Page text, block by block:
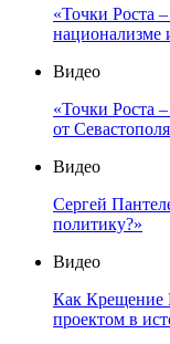
«Точки Роста
национализме
Видео
«Точки Роста
от
Видео
Сергей
политику?»
Видео
Как Крещение
проектом в